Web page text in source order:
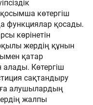
көтергіш
функциялар қосады.
көрінетін
жердің құнын
қатар
Көтергіш
сақтандыру
алушылардың
жалпы